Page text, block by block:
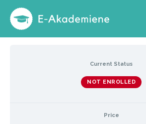
Hopp
rett
Current Status
NOT ENROLLED
Price